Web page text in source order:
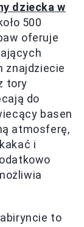
dziecka w
500
oferuje
znajdziecie
tory
do
basen
atmosferę,
i
to